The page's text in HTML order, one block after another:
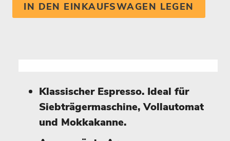
IN DEN EINKAUFSWAGEN LEGEN
Klassischer Espresso. Ideal für
Siebträgermaschine, Vollautomat
und Mokkakanne.